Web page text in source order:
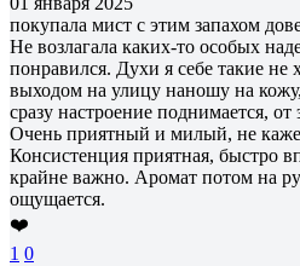
покупала мист с этим запахом
Не возлагала каких-то особых
понравился. Духи я себе такие не
выходом на улицу наношу на
сразу настроение поднимается, от
Очень приятный и милый, не
Консистенция приятная, быстро
крайне важно. Аромат потом на
ощущается.
❤️
1 0